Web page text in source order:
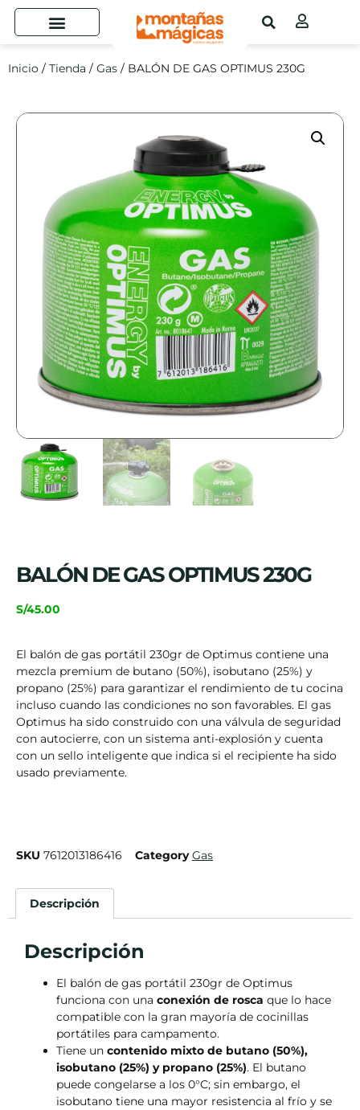
Inicio / Tienda / Gas / BALÓN DE GAS OPTIMUS 230G
BALÓN DE GAS OPTIMUS 230G
S/45.00
El balón de gas portátil 230gr de Optimus contiene una
mezcla premium de butano (50%), isobutano (25%) y
propano (25%) para garantizar el rendimiento de tu cocina
incluso cuando las condiciones no son favorables. El gas
Optimus ha sido construido con una válvula de seguridad
con autocierre, con un sistema anti-explosión y cuenta
con un sello inteligente que indica si el recipiente ha sido
usado previamente.
SKU 7612013186416 Category Gas
Descripción
Descripción
El balón de gas portátil 230gr de Optimus
funciona con una conexión de rosca que lo hace
compatible con la gran mayoría de cocinillas
portátiles para campamento.
Tiene un contenido mixto de butano (50%),
isobutano (25%) y propano (25%). El butano
puede congelarse a los 0°C; sin embargo, el
isobutano tiene una mayor resistencia al frío y se